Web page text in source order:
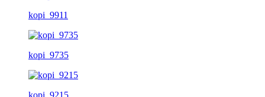
kopi_9911
kopi_9735
kopi_9215